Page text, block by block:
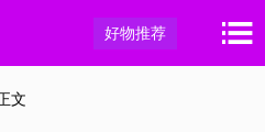
好物推荐
文